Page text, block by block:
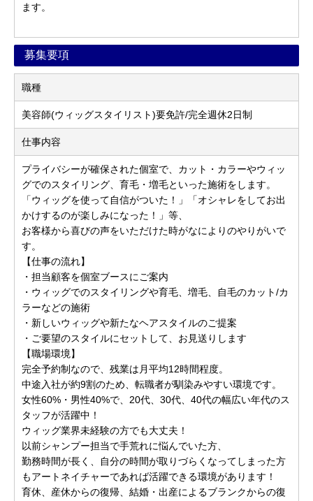
ます。
募集要項
職種
美容師(ウィッグスタイリスト)要免許/完全週休2日制
仕事内容
プライバシーが確保された個室で、カット・カラーやウィッ
グでのスタイリング、育毛・増毛といった施術をします。
「ウィッグを使って自信がついた！」「オシャレをしてお出
かけするのが楽しみになった！」等、
お客様から喜びの声をいただけた時がなによりのやりがいで
す。
【仕事の流れ】
・担当顧客を個室ブースにご案内
・ウィッグでのスタイリングや育毛、増毛、自毛のカット/カ
ラーなどの施術
・新しいウィッグや新たなヘアスタイルのご提案
・ご要望のスタイルにセットして、お見送りします
【職場環境】
完全予約制なので、残業は月平均12時間程度。
中途入社が約9割のため、転職者が馴染みやすい環境です。
女性60%・男性40%で、20代、30代、40代の幅広い年代のス
タッフが活躍中！
ウィッグ業界未経験の方でも大丈夫！
以前シャンプー担当で手荒れに悩んでいた方、
勤務時間が長く、自分の時間が取りづらくなってしまった方
もアートネイチャーであれば活躍できる環境があります！
育休、産休からの復帰、結婚・出産によるブランクからの復